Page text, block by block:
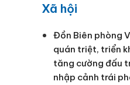
Xã hội
Đồn Biên phòng
quán triệt, triển
tăng cường đấu
nhập cảnh trái